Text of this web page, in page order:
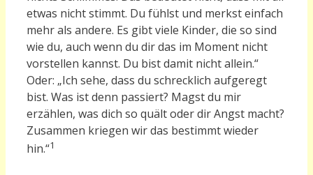
etwas nicht stimmt. Du fühlst und merkst einfach
mehr als andere. Es gibt viele Kinder, die so sind
wie du, auch wenn du dir das im Moment nicht
vorstellen kannst. Du bist damit nicht allein.“
Oder: „Ich sehe, dass du schrecklich aufgeregt
bist. Was ist denn passiert? Magst du mir
erzählen, was dich so quält oder dir Angst macht?
Zusammen kriegen wir das bestimmt wieder
hin.“1